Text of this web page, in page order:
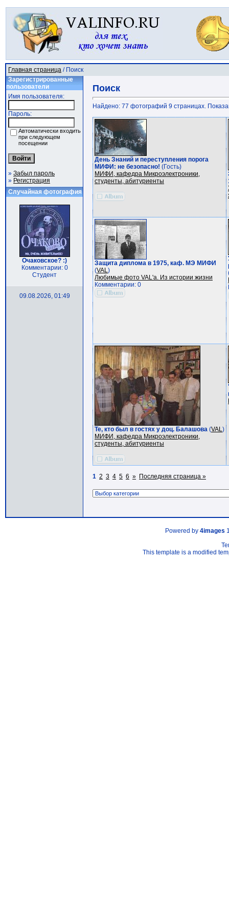
Главная страница / Поиск
Зарегистрированные
пользователи
Имя пользователя:
Пароль:
Автоматически входить
при следующем
посещении
» Забыл пароль
» Регистрация
Случайная фотография
Очаковское? :)
Комментарии: 0
Студент
09.08.2026, 01:49
Поиск
Найдено: 77 фотографий 9 страницах.
День Знаний и переступления порога
МИФИ: не безопасно! (Гость)
МИФИ, кафедра Микроэлектроники,
студенты, абитуриенты
Защита диплома в 1975, каф. МЭ МИФИ
(VAL)
Любимые фото VAL'a. Из истории жизни
Комментарии: 0
Те, кто был в гостях у доц. Балашова (VAL)
МИФИ, кафедра Микроэлектроники,
студенты, абитуриенты
1 2 3 4 5 6 » Последняя страница »
Powered by 4images
This template is a modified